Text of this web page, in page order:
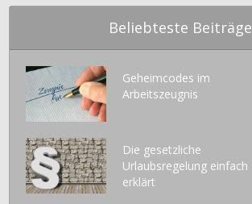
Beliebteste Beiträge
Geheimcodes im
Arbeitszeugnis
Die gesetzliche
Urlaubsregelung einfach
erklärt